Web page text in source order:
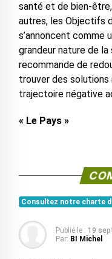
santé et de bien-être,
autres, les Objectifs
s’annoncent comme
grandeur nature de
recommande de
trouver des solutions
trajectoire négative
« Le Pays »
Consultez notre charte
Publié le : 19
Par: BI Michel